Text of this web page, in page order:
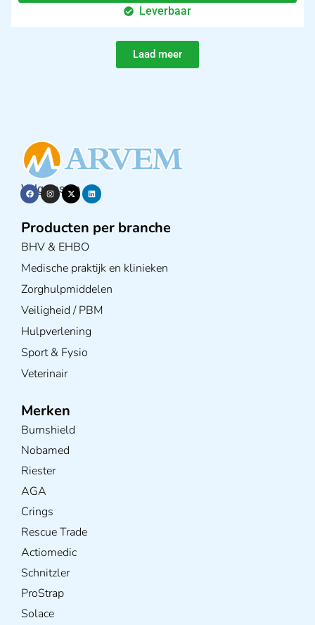
Leverbaar
Laad meer
Volg ons op
Producten per branche
BHV & EHBO
Medische praktijk en klinieken
Zorghulpmiddelen
Veiligheid / PBM
Hulpverlening
Sport & Fysio
Veterinair
Merken
Burnshield
Nobamed
Riester
AGA
Crings
Rescue Trade
Actiomedic
Schnitzler
ProStrap
Solace